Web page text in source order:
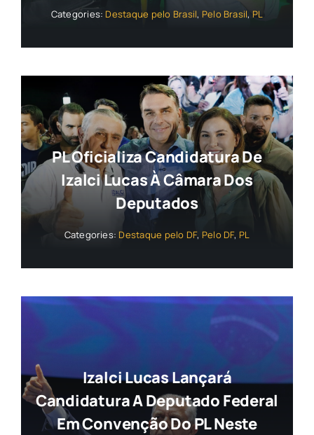
Categories: Destaque pelo Brasil, Pelo Brasil, PL
PL Oficializa Candidatura De
Izalci Lucas À Câmara Dos
Deputados
Categories: Destaque pelo DF, Pelo DF, PL
Izalci Lucas Lançará
Candidatura A Deputado Federal
Em Convenção Do PL Neste